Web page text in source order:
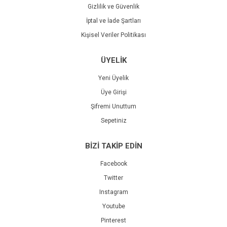
Gizlilik ve Güvenlik
İptal ve İade Şartları
Kişisel Veriler Politikası
ÜYELİK
Yeni Üyelik
Üye Girişi
Şifremi Unuttum
Sepetiniz
BİZİ TAKİP EDİN
Facebook
Twitter
Instagram
Youtube
Pinterest